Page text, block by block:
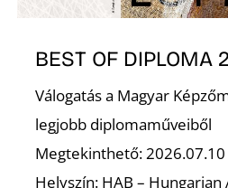
BEST OF DIPLOMA
Válogatás a Magyar
legjobb diplomaműveiből
Megtekinthető: 2026.07.10
Helyszín: HAB –